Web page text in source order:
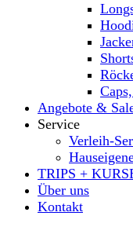
Angebote &
Service
Verleih-
TRIPS +
Über uns
Kontakt